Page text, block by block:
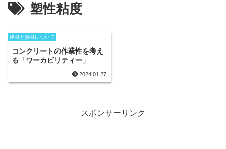
塑性粘度
建材と資材について
コンクリートの作業性を考え
る「ワーカビリティー」
2024.01.27
スポンサーリンク